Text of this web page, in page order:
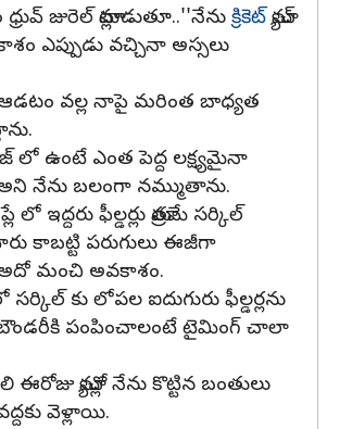
జురెల్ మాట్లాడుతూ..''నేనుక్రికెట్​మ్యాచ్
ఎప్పుడు వచ్చినా అస్సలు
ఆడటం వల్ల నాపై మరింత బాధ్యత
లో ఉంటే ఎంత పెద్ద లక్ష్యమైనా
నేను బలంగా నమ్ముతాను.
లో ఇద్దరు ఫీల్డర్లు మాత్రమే సర్కిల్
కాబట్టి పరుగులు ఈజీగా
అదో మంచి అవకాశం.
కు లోపల ఐదుగురు ఫీల్డర్లను
పంపించాలంటే టైమింగ్ చాలా
మ్యాచ్లో నేను కొట్టిన బంతులు
వెళ్లాయి.